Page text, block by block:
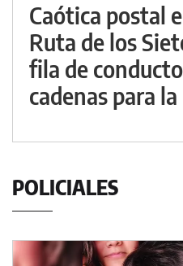
Caótica postal
Ruta de los
fila de
cadenas para
POLICIALES